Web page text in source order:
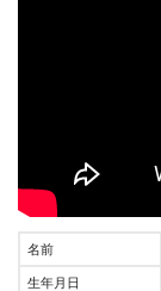
名前
生年月日